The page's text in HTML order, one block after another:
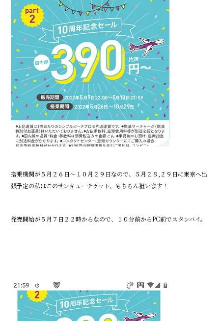
搭乗機関が５月２６日～１０月２９日なので、５月２８,２９日に東京へ出
張予定の私はこのサンキューチケット、もちろん狙います！
発売開始が５月７日２２時からなので、１０分前からPC前でスタンバイ。